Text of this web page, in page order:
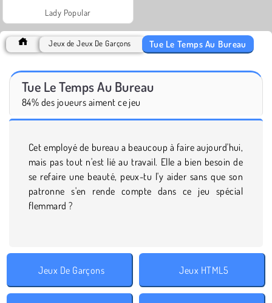
Lady Popular
Jeux de Jeux De Garçons Tue Le Temps Au Bureau
Tue Le Temps Au Bureau
84% des joueurs aiment ce jeu
Cet employé de bureau a beaucoup à faire aujourd'hui,
mais pas tout n'est lié au travail. Elle a bien besoin de
se refaire une beauté, peux-tu l'y aider sans que son
patronne s'en rende compte dans ce jeu spécial
flemmard ?
Jeux De Garçons Jeux HTML5